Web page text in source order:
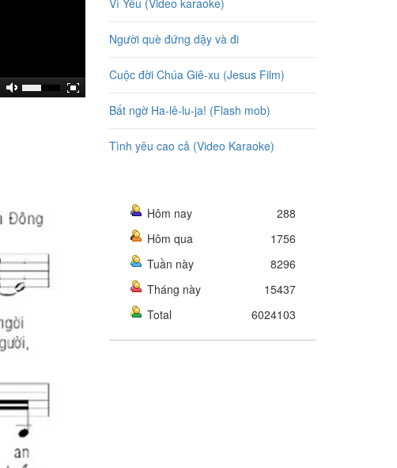
Vì Yêu (Video karaoke)
Người què đứng dậy và đi
Cuộc đời Chúa Giê-xu (Jesus Film)
Bất ngờ Ha-lê-lu-ja! (Flash mob)
Tình yêu cao cả (Video Karaoke)
Hôm nay
288
Hôm qua
1756
Tuần này
8296
Tháng này
15437
Total
6024103